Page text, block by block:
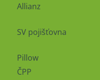
Allianz
SV pojišťovna
Pillow
ČPP